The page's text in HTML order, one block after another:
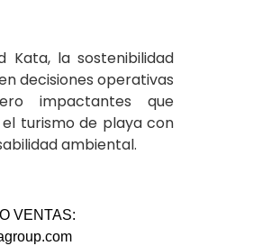
Kata, la sostenibilidad
decisiones operativas
impactantes que
turismo de playa con
ambiental.
VENTAS: